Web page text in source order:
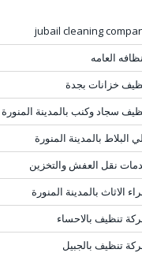
jubail cleaning
العامه
خزانات بجدة
سجاد وكنب بالمدينة المنورة
البلاط بالمدينة المنورة
نقل العفش والتخزين
الاثاث بالمدينة المنورة
تنظيف بالاحساء
تنظيف بالجبيل